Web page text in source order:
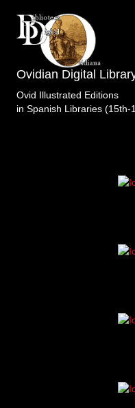
Ovidian Digital
Ovid Illustrated Editions
in Spanish Libraries (15th-